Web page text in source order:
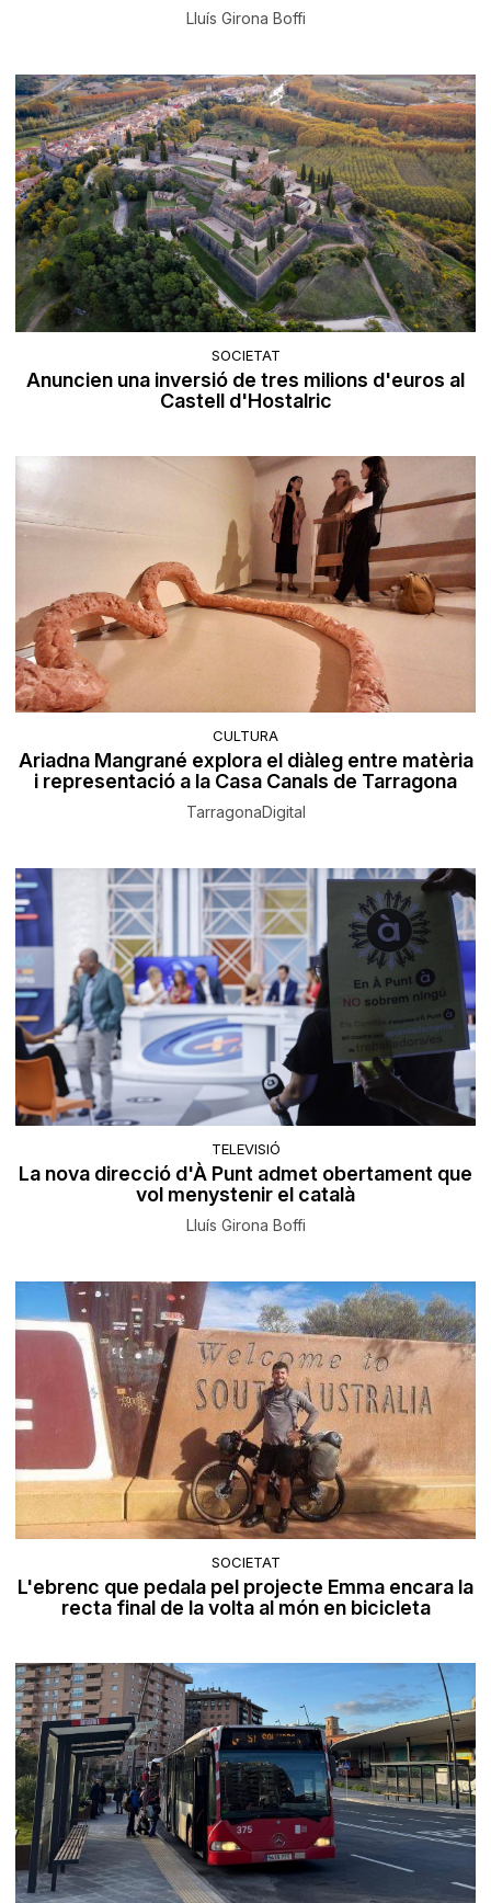
Lluís Girona Boffi
SOCIETAT
Anuncien una inversió de tres milions d'euros al
Castell d'Hostalric
CULTURA
Ariadna Mangrané explora el diàleg entre matèria
i representació a la Casa Canals de Tarragona
TarragonaDigital
TELEVISIÓ
La nova direcció d'À Punt admet obertament que
vol menystenir el català
Lluís Girona Boffi
SOCIETAT
L'ebrenc que pedala pel projecte Emma encara la
recta final de la volta al món en bicicleta